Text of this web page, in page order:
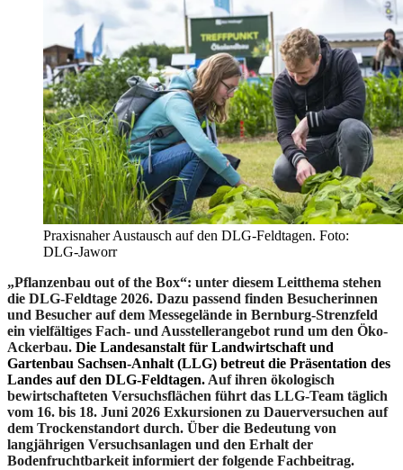
Praxisnaher Austausch auf den DLG-Feldtagen. Foto:
DLG-Jaworr
„Pflanzenbau out of the Box“: unter diesem Leitthema stehen
die DLG-Feldtage 2026. Dazu passend finden Besucherinnen
und Besucher auf dem Messegelände in Bernburg-Strenzfeld
ein vielfältiges Fach- und Ausstellerangebot rund um den Öko-
Ackerbau. Die Landesanstalt für Landwirtschaft und
Gartenbau Sachsen-Anhalt (LLG) betreut die Präsentation des
Landes auf den DLG-Feldtagen. Auf ihren ökologisch
bewirtschafteten Versuchsflächen führt das LLG-Team täglich
vom 16. bis 18. Juni 2026 Exkursionen zu Dauerversuchen auf
dem Trockenstandort durch. Über die Bedeutung von
langjährigen Versuchsanlagen und den Erhalt der
Bodenfruchtbarkeit informiert der folgende Fachbeitrag.